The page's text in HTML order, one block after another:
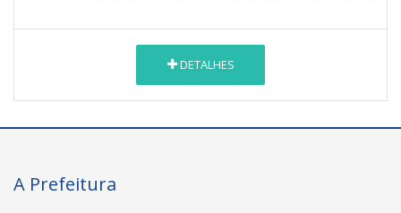
DETALHES
A Prefeitura